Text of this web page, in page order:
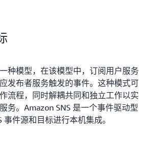
种模型，在该模型中，订阅用户服务
发布者服务触发的事件。这种模式可
流程，同时解耦共同和独立工作以实
务。Amazon SNS 是一个事件驱动型
事件源和目标进行本机集成。